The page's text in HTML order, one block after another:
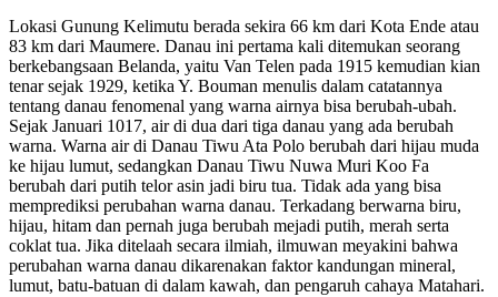
Lokasi Gunung Kelimutu berada sekira 66 km dari Kota Ende atau
83 km dari Maumere. Danau ini pertama kali ditemukan seorang
berkebangsaan Belanda, yaitu Van Telen pada 1915 kemudian kian
tenar sejak 1929, ketika Y. Bouman menulis dalam catatannya
tentang danau fenomenal yang warna airnya bisa berubah-ubah.
Sejak Januari 1017, air di dua dari tiga danau yang ada berubah
warna. Warna air di Danau Tiwu Ata Polo berubah dari hijau muda
ke hijau lumut, sedangkan Danau Tiwu Nuwa Muri Koo Fa
berubah dari putih telor asin jadi biru tua. Tidak ada yang bisa
memprediksi perubahan warna danau. Terkadang berwarna biru,
hijau, hitam dan pernah juga berubah mejadi putih, merah serta
coklat tua. Jika ditelaah secara ilmiah, ilmuwan meyakini bahwa
perubahan warna danau dikarenakan faktor kandungan mineral,
lumut, batu-batuan di dalam kawah, dan pengaruh cahaya Matahari.